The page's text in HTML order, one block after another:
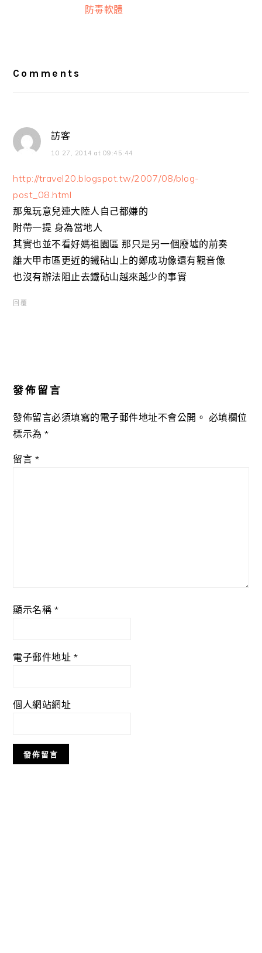
防毒軟體
Comments
訪客
10 27, 2014 at 09:45:44
http://travel20.blogspot.tw/2007/08/blog-
post_08.html
那鬼玩意兒連大陸人自己都嫌的
附帶一提 身為當地人
其實也並不看好媽祖園區 那只是另一個廢墟的前奏
離大甲市區更近的鐵砧山上的鄭成功像還有觀音像
也沒有辦法阻止去鐵砧山越來越少的事實
回覆
發佈留言
發佈留言必須填寫的電子郵件地址不會公開。 必填欄位
標示為*
留言 *
顯示名稱 *
電子郵件地址 *
個人網站網址